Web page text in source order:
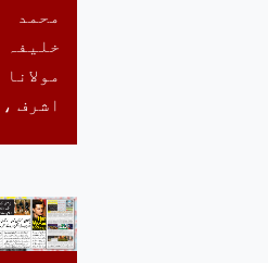
محمد
خلیفہ
مولانا
اشرف ،